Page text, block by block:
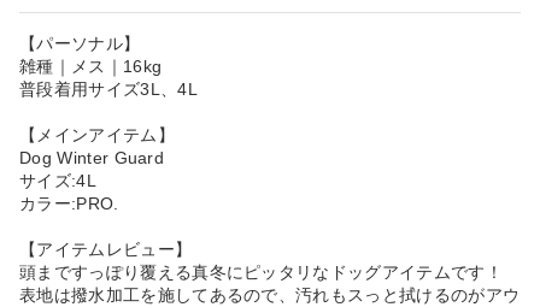
【パーソナル】
雑種｜メス｜16kg
普段着用サイズ3L、4L
【メインアイテム】
Dog Winter Guard
サイズ:4L
カラー:PRO.
【アイテムレビュー】
頭まですっぽり覆える真冬にピッタリなドッグアイテムです！
表地は撥水加工を施してあるので、汚れもスっと拭けるのがアウ